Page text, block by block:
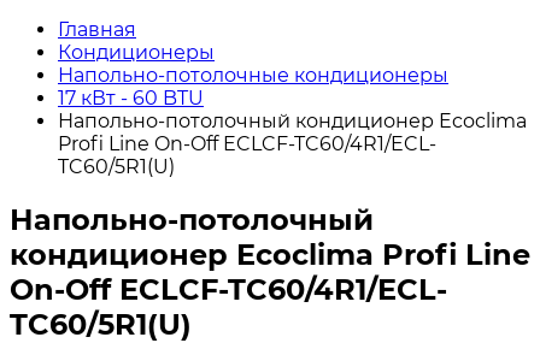
Главная
Кондиционеры
Напольно-потолочные кондиционеры
17 кВт - 60 BTU
Напольно-потолочный кондиционер Ecoclima
Profi Line On-Off ECLCF-TC60/4R1/ECL-
TC60/5R1(U)
Напольно-потолочный
кондиционер Ecoclima Profi Line
On-Off ECLCF-TC60/4R1/ECL-
TC60/5R1(U)